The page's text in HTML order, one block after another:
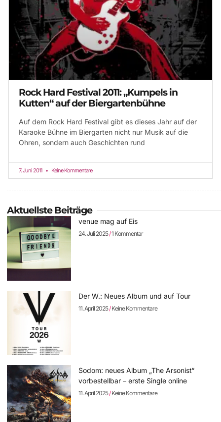
Rock Hard Festival 2011: „Kumpels in
Kutten“ auf der Biergartenbühne
Auf dem Rock Hard Festival gibt es dieses Jahr auf der
Karaoke Bühne im Biergarten nicht nur Musik auf die
Ohren, sondern auch Geschichten rund
7. Juni 2011 Keine Kommentare
Aktuellste Beiträge
venue mag auf Eis
24. Juli 2025 1 Kommentar
Der W.: Neues Album und auf Tour
11. April 2025 Keine Kommentare
Sodom: neues Album „The Arsonist“
vorbestellbar – erste Single online
11. April 2025 Keine Kommentare